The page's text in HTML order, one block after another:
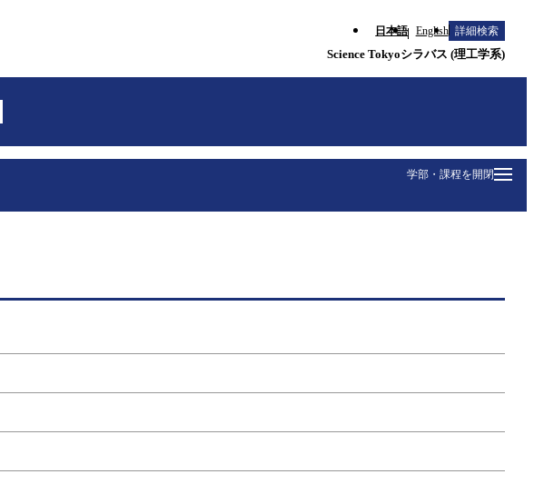
日本語 English 詳細検索
Science Tokyoシラバス (理工学系)
学部・課程を開閉